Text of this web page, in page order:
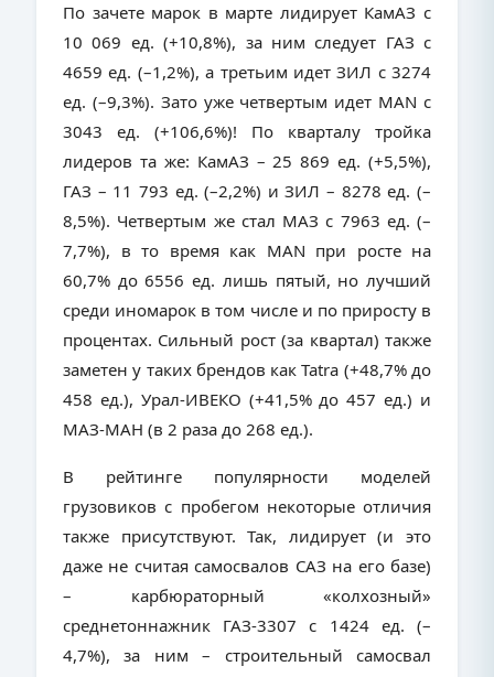
По зачете марок в марте лидирует КамАЗ с
10 069 ед. (+10,8%), за ним следует ГАЗ с
4659 ед. (–1,2%), а третьим идет ЗИЛ с 3274
ед. (–9,3%). Зато уже четвертым идет MAN с
3043 ед. (+106,6%)! По кварталу тройка
лидеров та же: КамАЗ – 25 869 ед. (+5,5%),
ГАЗ – 11 793 ед. (–2,2%) и ЗИЛ – 8278 ед. (–
8,5%). Четвертым же стал МАЗ с 7963 ед. (–
7,7%), в то время как MAN при росте на
60,7% до 6556 ед. лишь пятый, но лучший
среди иномарок в том числе и по приросту в
процентах. Сильный рост (за квартал) также
заметен у таких брендов как Tatra (+48,7% до
458 ед.), Урал-ИВЕКО (+41,5% до 457 ед.) и
МАЗ-МАН (в 2 раза до 268 ед.).
В рейтинге популярности моделей
грузовиков с пробегом некоторые отличия
также присутствуют. Так, лидирует (и это
даже не считая самосвалов САЗ на его базе)
– карбюраторный «колхозный»
среднетоннажник ГАЗ-3307 с 1424 ед. (–
4,7%), за ним – строительный самосвал